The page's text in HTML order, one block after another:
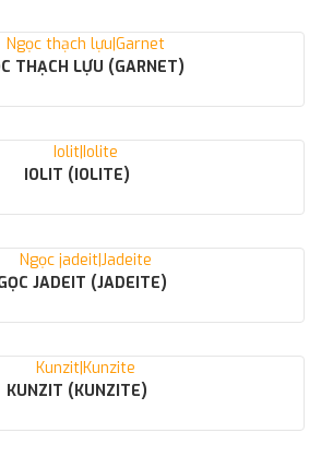
THẠCH LỰU (GARNET)
IOLIT (IOLITE)
JADEIT (JADEITE)
KUNZIT (KUNZITE)